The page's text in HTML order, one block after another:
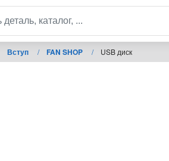
Вступ / FAN SHOP / USB диск